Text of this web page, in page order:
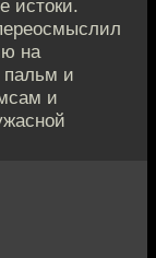
истоки.
на
пальм и
и